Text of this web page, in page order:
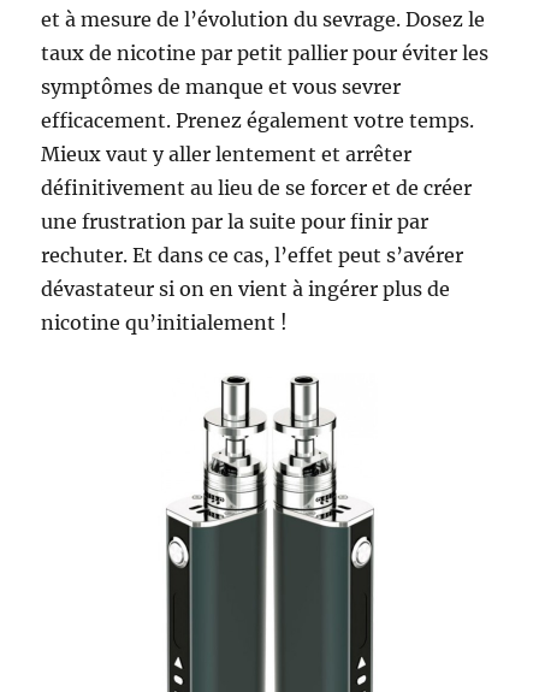
et à mesure de l’évolution du sevrage. Dosez le
taux de nicotine par petit pallier pour éviter les
symptômes de manque et vous sevrer
efficacement. Prenez également votre temps.
Mieux vaut y aller lentement et arrêter
définitivement au lieu de se forcer et de créer
une frustration par la suite pour finir par
rechuter. Et dans ce cas, l’effet peut s’avérer
dévastateur si on en vient à ingérer plus de
nicotine qu’initialement !